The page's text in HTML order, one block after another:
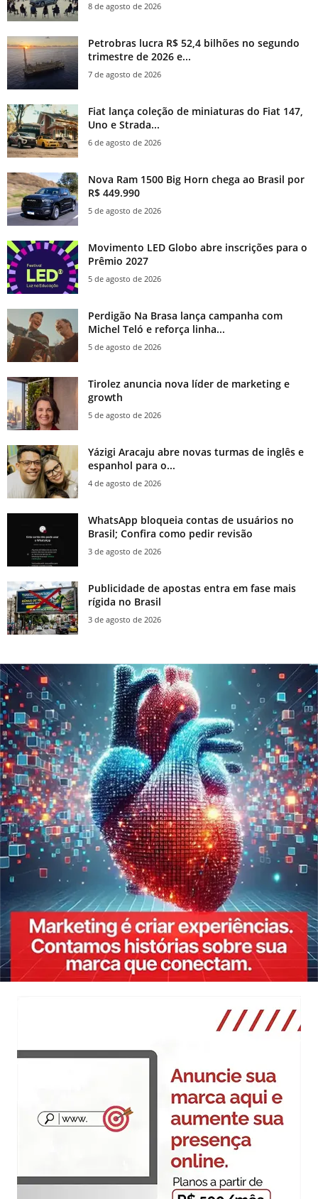
8 de agosto de 2026
Petrobras lucra R$ 52,4 bilhões no segundo
trimestre de 2026 e...
7 de agosto de 2026
Fiat lança coleção de miniaturas do Fiat 147,
Uno e Strada...
6 de agosto de 2026
Nova Ram 1500 Big Horn chega ao Brasil por
R$ 449.990
5 de agosto de 2026
Movimento LED Globo abre inscrições para o
Prêmio 2027
5 de agosto de 2026
Perdigão Na Brasa lança campanha com
Michel Teló e reforça linha...
5 de agosto de 2026
Tirolez anuncia nova líder de marketing e
growth
5 de agosto de 2026
Yázigi Aracaju abre novas turmas de inglês e
espanhol para o...
4 de agosto de 2026
WhatsApp bloqueia contas de usuários no
Brasil; Confira como pedir revisão
3 de agosto de 2026
Publicidade de apostas entra em fase mais
rígida no Brasil
3 de agosto de 2026